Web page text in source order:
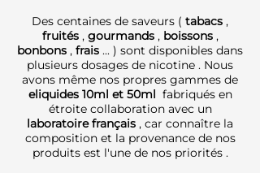
Des centaines de saveurs ( tabacs ,
fruités , gourmands , boissons ,
bonbons , frais ... ) sont disponibles dans
plusieurs dosages de nicotine . Nous
avons même nos propres gammes de
eliquides 10ml et 50ml fabriqués en
étroite collaboration avec un
laboratoire français , car connaître la
composition et la provenance de nos
produits est l'une de nos priorités .